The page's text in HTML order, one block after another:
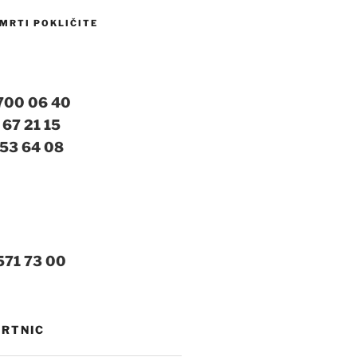
POKLIČITE
06 40
21 15
64 08
73 00